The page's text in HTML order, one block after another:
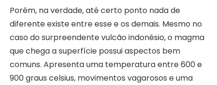
Porém, na verdade, até certo ponto nada de
diferente existe entre esse e os demais. Mesmo no
caso do surpreendente vulcão indonésio, o magma
que chega a superfície possui aspectos bem
comuns. Apresenta uma temperatura entre 600 e
900 graus celsius, movimentos vagarosos e uma